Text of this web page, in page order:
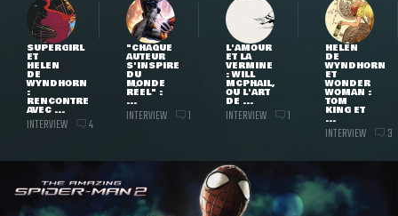
SUPERGIRL
ET
HELEN
DE
WYNDHORN
:
RENCONTRE
AVEC ...
INTERVIEW 4
"CHAQUE
AUTEUR
S'INSPIRE
DU
MONDE
RÉEL" :
...
INTERVIEW 1
L'AMOUR
ET LA
VERMINE
: WILL
MCPHAIL,
OU L'ART
DE ...
INTERVIEW 1
HELEN
DE
WYNDHORN
ET
WONDER
WOMAN :
TOM
KING ET
...
INTERVIEW 3